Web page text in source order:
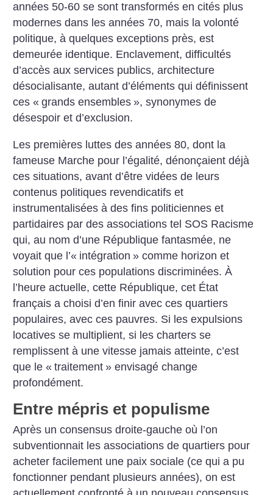
années 50-60 se sont transformés en cités plus
modernes dans les années 70, mais la volonté
politique, à quelques exceptions près, est
demeurée identique. Enclavement, difficultés
d’accès aux services publics, architecture
désocialisante, autant d’éléments qui définissent
ces « grands ensembles », synonymes de
désespoir et d’exclusion.
Les premières luttes des années 80, dont la
fameuse Marche pour l’égalité, dénonçaient déjà
ces situations, avant d’être vidées de leurs
contenus politiques revendicatifs et
instrumentalisées à des fins politiciennes et
partidaires par des associations tel SOS Racisme
qui, au nom d’une République fantasmée, ne
voyait que l’« intégration » comme horizon et
solution pour ces populations discriminées. À
l’heure actuelle, cette République, cet État
français a choisi d’en finir avec ces quartiers
populaires, avec ces pauvres. Si les expulsions
locatives se multiplient, si les charters se
remplissent à une vitesse jamais atteinte, c’est
que le « traitement » envisagé change
profondément.
Entre mépris et populisme
Après un consensus droite-gauche où l’on
subventionnait les associations de quartiers pour
acheter facilement une paix sociale (ce qui a pu
fonctionner pendant plusieurs années), on est